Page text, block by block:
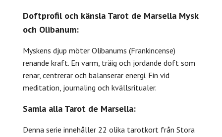
Doftprofil och känsla Tarot de Marsella Mysk
och Olibanum:
Myskens djup möter Olibanums (Frankincense)
renande kraft. En varm, träig och jordande doft som
renar, centrerar och balanserar energi. Fin vid
meditation, journaling och kvällsritualer.
Samla alla Tarot de Marsella:
Denna serie innehåller 22 olika tarotkort från Stora